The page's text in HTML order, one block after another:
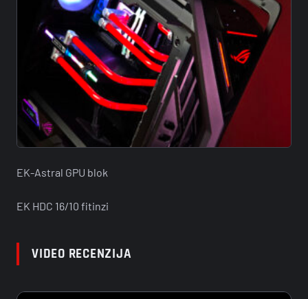
EK-Astral GPU blok
EK HDC 16/10 fitinzi
VIDEO RECENZIJA